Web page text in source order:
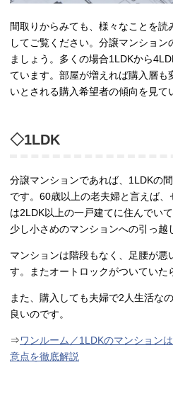
間取りからみても、様々なことを読
してご覧ください。分譲マンショ
ましょう。多くの場合1LDKから
ています。部屋が増えれば購入層も
いとされる購入希望者の傾向を見て
◇1LDK
分譲マンションであれば、1LDKの
です。60歳以上の老夫婦と言えば
は2LDK以上の一戸建てに住んでい
少し小さめのマンションへの引っ越
マンションは階段もなく、足腰が
す。またオートロックがついていた
また、購入しても夫婦で2人生活な
良いのです。
⇒ワンルーム／1LDKのマンション
意点を徹底解説